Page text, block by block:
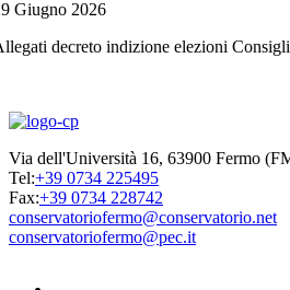
Giugno 2026
decreto indizione elezioni
Via dell'Università 16, 63900 Fermo
Tel:+39 0734 225495
Fax:+39 0734 228742
conservatoriofermo@conservatorio.net
conservatoriofermo@pec.it